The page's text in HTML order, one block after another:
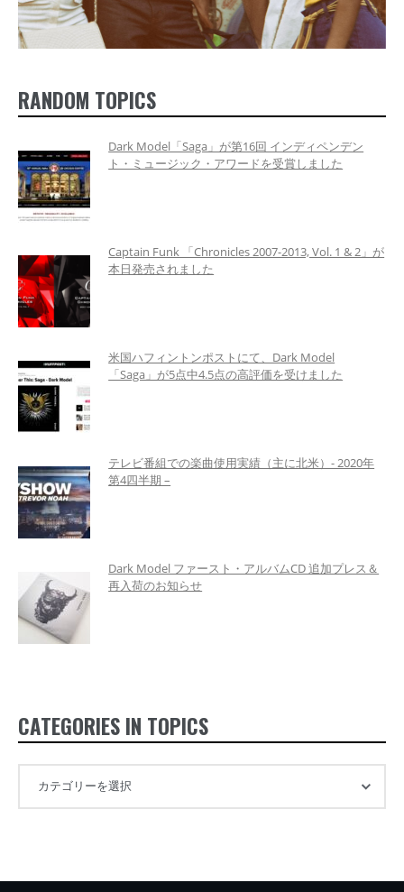
RANDOM TOPICS
Dark Model「Saga」が第16回 インディペンデン
ト・ミュージック・アワードを受賞しました
Captain Funk 「Chronicles 2007-2013, Vol. 1 & 2」が
本日発売されました
米国ハフィントンポストにて、Dark Model
「Saga」が5点中4.5点の高評価を受けました
テレビ番組での楽曲使用実績（主に北米）- 2020年
第4四半期 –
Dark Model ファースト・アルバムCD 追加プレス＆
再入荷のお知らせ
CATEGORIES IN TOPICS